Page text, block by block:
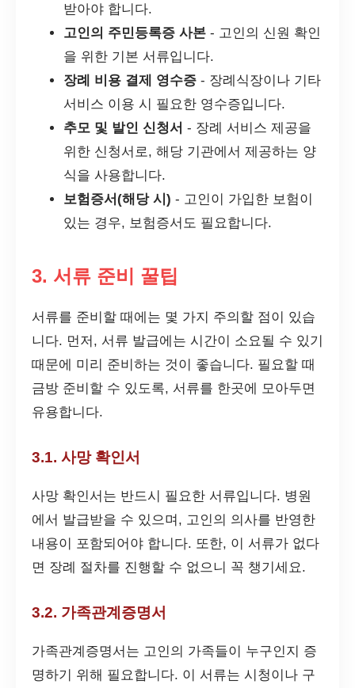
받아야 합니다.
고인의 주민등록증 사본 - 고인의 신원 확인
을 위한 기본 서류입니다.
장례 비용 결제 영수증 - 장례식장이나 기타
서비스 이용 시 필요한 영수증입니다.
추모 및 발인 신청서 - 장례 서비스 제공을
위한 신청서로, 해당 기관에서 제공하는 양
식을 사용합니다.
보험증서(해당 시) - 고인이 가입한 보험이
있는 경우, 보험증서도 필요합니다.
3. 서류 준비 꿀팁
서류를 준비할 때에는 몇 가지 주의할 점이 있습
니다. 먼저, 서류 발급에는 시간이 소요될 수 있기
때문에 미리 준비하는 것이 좋습니다. 필요할 때
금방 준비할 수 있도록, 서류를 한곳에 모아두면
유용합니다.
3.1. 사망 확인서
사망 확인서는 반드시 필요한 서류입니다. 병원
에서 발급받을 수 있으며, 고인의 의사를 반영한
내용이 포함되어야 합니다. 또한, 이 서류가 없다
면 장례 절차를 진행할 수 없으니 꼭 챙기세요.
3.2. 가족관계증명서
가족관계증명서는 고인의 가족들이 누구인지 증
명하기 위해 필요합니다. 이 서류는 시청이나 구